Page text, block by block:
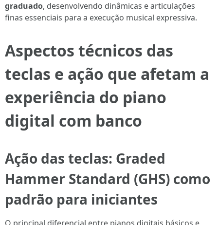
graduado, desenvolvendo dinâmicas e articulações
finas essenciais para a execução musical expressiva.
Aspectos técnicos das
teclas e ação que afetam a
experiência do piano
digital com banco
Ação das teclas: Graded
Hammer Standard (GHS) como
padrão para iniciantes